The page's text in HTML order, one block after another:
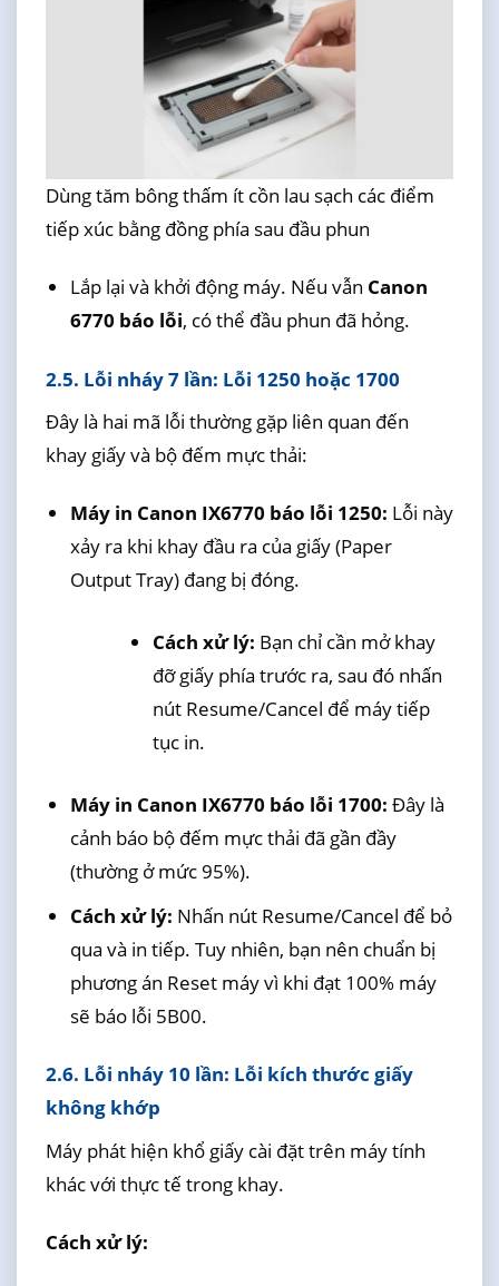
Dùng tăm bông thấm ít cồn lau sạch các điểm
tiếp xúc bằng đồng phía sau đầu phun
Lắp lại và khởi động máy. Nếu vẫn Canon
6770 báo lỗi, có thể đầu phun đã hỏng.
2.5. Lỗi nháy 7 lần: Lỗi 1250 hoặc 1700
Đây là hai mã lỗi thường gặp liên quan đến
khay giấy và bộ đếm mực thải:
Máy in Canon IX6770 báo lỗi 1250: Lỗi này
xảy ra khi khay đầu ra của giấy (Paper
Output Tray) đang bị đóng.
Cách xử lý: Bạn chỉ cần mở khay
đỡ giấy phía trước ra, sau đó nhấn
nút Resume/Cancel để máy tiếp
tục in.
Máy in Canon IX6770 báo lỗi 1700: Đây là
cảnh báo bộ đếm mực thải đã gần đầy
(thường ở mức 95%).
Cách xử lý: Nhấn nút Resume/Cancel để bỏ
qua và in tiếp. Tuy nhiên, bạn nên chuẩn bị
phương án Reset máy vì khi đạt 100% máy
sẽ báo lỗi 5B00.
2.6. Lỗi nháy 10 lần: Lỗi kích thước giấy
không khớp
Máy phát hiện khổ giấy cài đặt trên máy tính
khác với thực tế trong khay.
Cách xử lý: